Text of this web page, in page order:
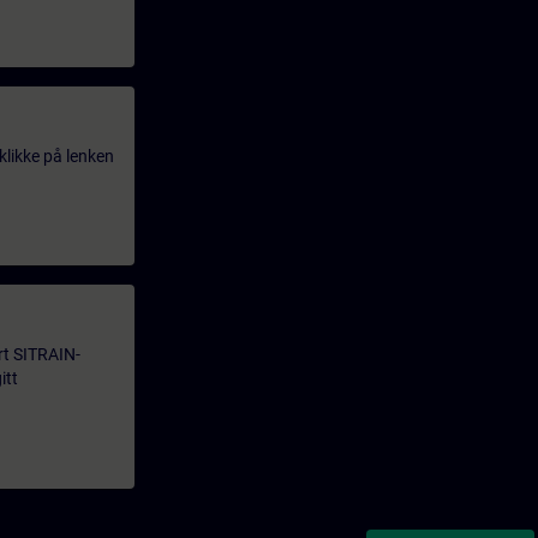
på lenken
SITRAIN-